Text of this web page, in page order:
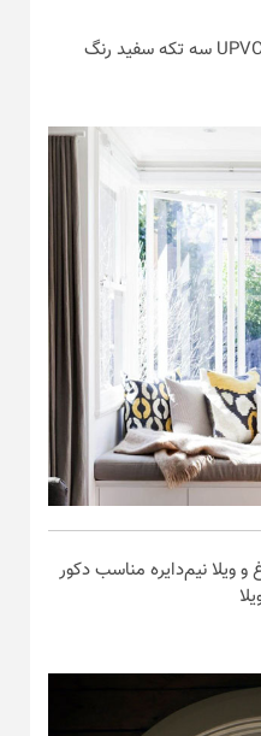
و ویلا نیم‌دایره مناسب دکور